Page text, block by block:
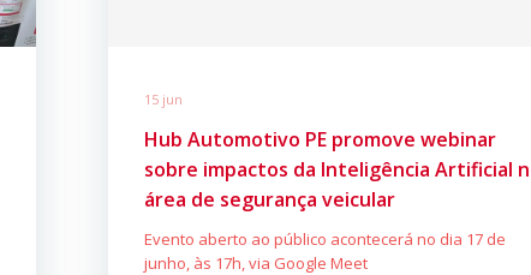
15 jun
Hub Automotivo PE promove webinar
sobre impactos da Inteligência Artificial
área de segurança veicular
Evento aberto ao público acontecerá no dia 17 de
junho, às 17h, via Google Meet